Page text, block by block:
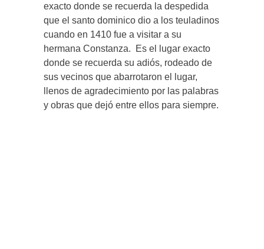
exacto donde se recuerda la despedida
que el santo dominico dio a los teuladinos
cuando en 1410 fue a visitar a su
hermana Constanza. Es el lugar exacto
donde se recuerda su adiós, rodeado de
sus vecinos que abarrotaron el lugar,
llenos de agradecimiento por las palabras
y obras que dejó entre ellos para siempre.